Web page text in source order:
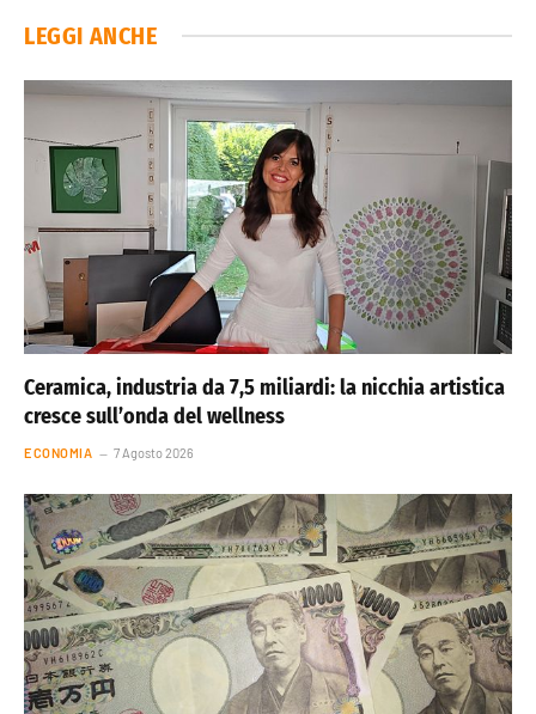
LEGGI ANCHE
Ceramica, industria da 7,5 miliardi: la nicchia artistica
cresce sull’onda del wellness
ECONOMIA 7 Agosto 2026